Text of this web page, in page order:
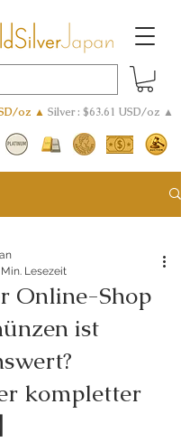
oz ▲ Silver : $63.61 USD/oz ▲
Online-Shop
ist
kompletter
Min. Lesezeit